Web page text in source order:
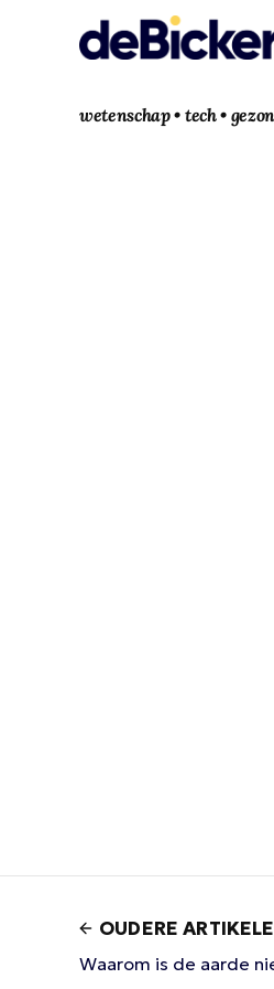
wetenschap • tech •
OUDERE
Waarom is de aarde